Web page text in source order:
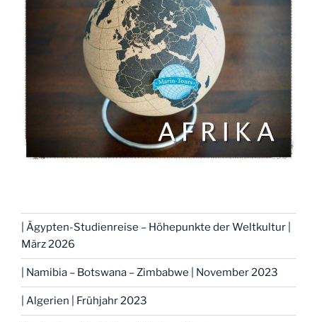
| Ägypten-Studienreise – Höhepunkte der Weltkultur |
März 2026
| Namibia – Botswana – Zimbabwe | November 2023
| Algerien | Frühjahr 2023